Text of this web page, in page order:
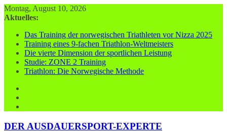
Zum
Inhalt
Montag, August 10, 2026
Aktuelles:
Das Training der norwegischen Triathleten vor Nizza 2025
Training eines 9-fachen Triathlon-Weltmeisters
Die vierte Dimension der sportlichen Leistung
Studie: ZONE 2 Training
Triathlon: Die Norwegische Methode
DER AUSDAUERSPORT-EXPERTE